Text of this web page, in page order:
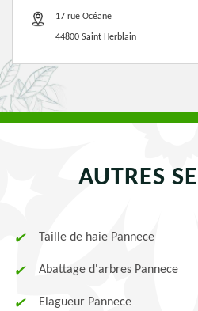
17 rue Océane
44800 Saint Herblain
AUTRES
Taille de haie Pannece
Abattage d'arbres Pannece
Elagueur Pannece